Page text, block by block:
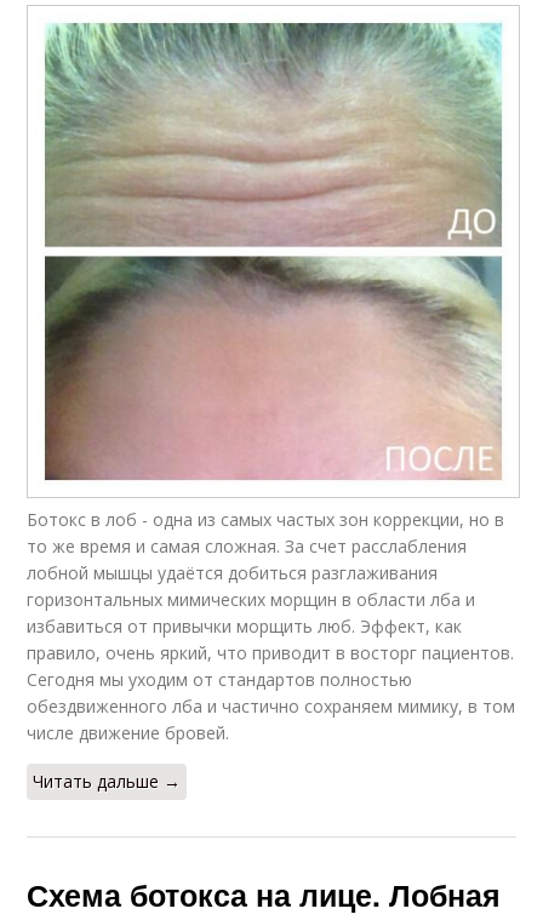
Ботокс в лоб - одна из самых частых зон коррекции, но в
то же время и самая сложная. За счет расслабления
лобной мышцы удаётся добиться разглаживания
горизонтальных мимических морщин в области лба и
избавиться от привычки морщить люб. Эффект, как
правило, очень яркий, что приводит в восторг пациентов.
Сегодня мы уходим от стандартов полностью
обездвиженного лба и частично сохраняем мимику, в том
числе движение бровей.
Читать дальше →
Схема ботокса на лице. Лобная